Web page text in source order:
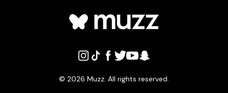
© 2026 Muzz. All rights reserved.